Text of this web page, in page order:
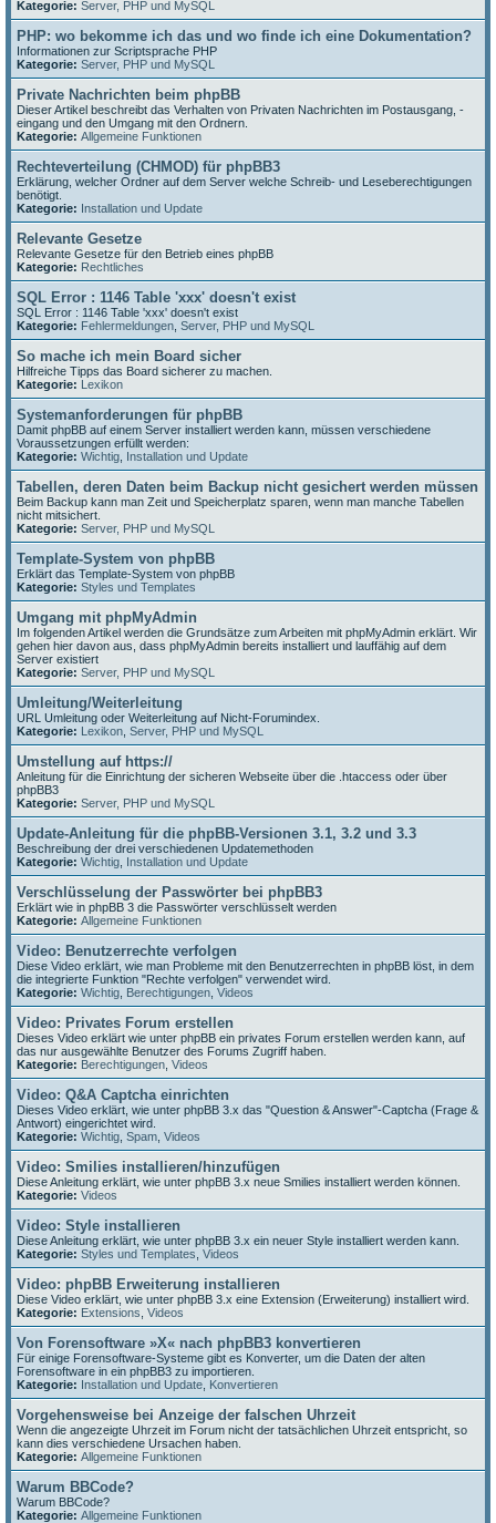
Kategorie: Server, PHP und MySQL
PHP: wo bekomme ich das und wo finde ich eine Dokumentation?
Informationen zur Scriptsprache PHP
Kategorie: Server, PHP und MySQL
Private Nachrichten beim phpBB
Dieser Artikel beschreibt das Verhalten von Privaten Nachrichten im Postausgang, -
eingang und den Umgang mit den Ordnern.
Kategorie: Allgemeine Funktionen
Rechteverteilung (CHMOD) für phpBB3
Erklärung, welcher Ordner auf dem Server welche Schreib- und Leseberechtigungen
benötigt.
Kategorie: Installation und Update
Relevante Gesetze
Relevante Gesetze für den Betrieb eines phpBB
Kategorie: Rechtliches
SQL Error : 1146 Table 'xxx' doesn't exist
SQL Error : 1146 Table 'xxx' doesn't exist
Kategorie: Fehlermeldungen Server, PHP und MySQL
So mache ich mein Board sicher
Hilfreiche Tipps das Board sicherer zu machen.
Kategorie: Lexikon
Systemanforderungen für phpBB
Damit phpBB auf einem Server installiert werden kann, müssen verschiedene
Voraussetzungen erfüllt werden:
Kategorie: Wichtig Installation und Update
Tabellen, deren Daten beim Backup nicht gesichert werden müssen
Beim Backup kann man Zeit und Speicherplatz sparen, wenn man manche Tabellen
nicht mitsichert.
Kategorie: Server, PHP und MySQL
Template-System von phpBB
Erklärt das Template-System von phpBB
Kategorie: Styles und Templates
Umgang mit phpMyAdmin
Im folgenden Artikel werden die Grundsätze zum Arbeiten mit phpMyAdmin erklärt. Wir
gehen hier davon aus, dass phpMyAdmin bereits installiert und lauffähig auf dem
Server existiert
Kategorie: Server, PHP und MySQL
Umleitung/Weiterleitung
URL Umleitung oder Weiterleitung auf Nicht-Forumindex.
Kategorie: Lexikon Server, PHP und MySQL
Umstellung auf https://
Anleitung für die Einrichtung der sicheren Webseite über die .htaccess oder über
phpBB3
Kategorie: Server, PHP und MySQL
Update-Anleitung für die phpBB-Versionen 3.1, 3.2 und 3.3
Beschreibung der drei verschiedenen Updatemethoden
Kategorie: Wichtig Installation und Update
Verschlüsselung der Passwörter bei phpBB3
Erklärt wie in phpBB 3 die Passwörter verschlüsselt werden
Kategorie: Allgemeine Funktionen
Video: Benutzerrechte verfolgen
Diese Video erklärt, wie man Probleme mit den Benutzerrechten in phpBB löst, in dem
die integrierte Funktion "Rechte verfolgen" verwendet wird.
Kategorie: Wichtig Berechtigungen Videos
Video: Privates Forum erstellen
Dieses Video erklärt wie unter phpBB ein privates Forum erstellen werden kann, auf
das nur ausgewählte Benutzer des Forums Zugriff haben.
Kategorie: Berechtigungen Videos
Video: Q&A Captcha einrichten
Dieses Video erklärt, wie unter phpBB 3.x das "Question & Answer"-Captcha (Frage &
Antwort) eingerichtet wird.
Kategorie: Wichtig Spam Videos
Video: Smilies installieren/hinzufügen
Diese Anleitung erklärt, wie unter phpBB 3.x neue Smilies installiert werden können.
Kategorie: Videos
Video: Style installieren
Diese Anleitung erklärt, wie unter phpBB 3.x ein neuer Style installiert werden kann.
Kategorie: Styles und Templates Videos
Video: phpBB Erweiterung installieren
Diese Video erklärt, wie unter phpBB 3.x eine Extension (Erweiterung) installiert wird.
Kategorie: Extensions Videos
Von Forensoftware »X« nach phpBB3 konvertieren
Für einige Forensoftware-Systeme gibt es Konverter, um die Daten der alten
Forensoftware in ein phpBB3 zu importieren.
Kategorie: Installation und Update Konvertieren
Vorgehensweise bei Anzeige der falschen Uhrzeit
Wenn die angezeigte Uhrzeit im Forum nicht der tatsächlichen Uhrzeit entspricht, so
kann dies verschiedene Ursachen haben.
Kategorie: Allgemeine Funktionen
Warum BBCode?
Warum BBCode?
Kategorie: Allgemeine Funktionen